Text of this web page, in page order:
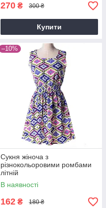
270 ₴ 300 ₴
Купити
–10%
Сукня жіноча з
різнокольоровими ромбами
літній
В наявності
162 ₴ 180 ₴